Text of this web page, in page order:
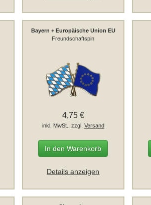
Bayern + Europäische Union EU
Freundschaftspin
4,75 €
inkl. MwSt., zzgl. Versand
In den Warenkorb
Details anzeigen